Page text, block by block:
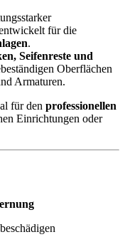
für die
.
Seifenreste und
Oberflächen
Armaturen.
für den professionellen
Einrichtungen oder